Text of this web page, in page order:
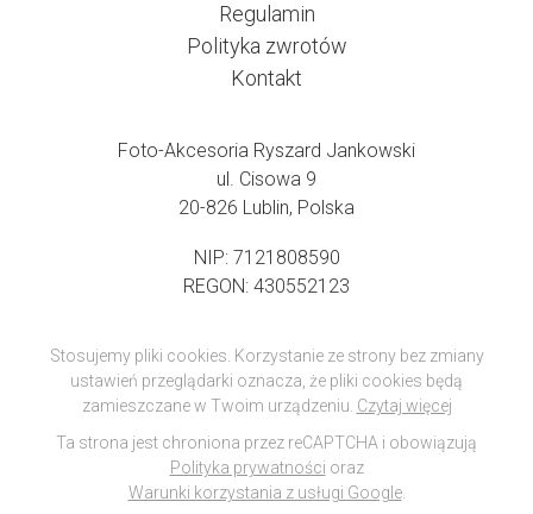
Regulamin
Polityka zwrotów
Kontakt
Foto-Akcesoria Ryszard Jankowski
ul. Cisowa 9
20-826 Lublin, Polska
NIP: 7121808590
REGON: 430552123
Stosujemy pliki cookies. Korzystanie ze strony bez zmiany
ustawień przeglądarki oznacza, że pliki cookies będą
zamieszczane w Twoim urządzeniu. Czytaj więcej
Ta strona jest chroniona przez reCAPTCHA i obowiązują
Polityka prywatności oraz
Warunki korzystania z usługi Google.